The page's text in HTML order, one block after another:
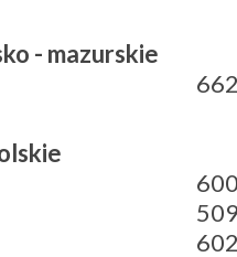
- mazurskie